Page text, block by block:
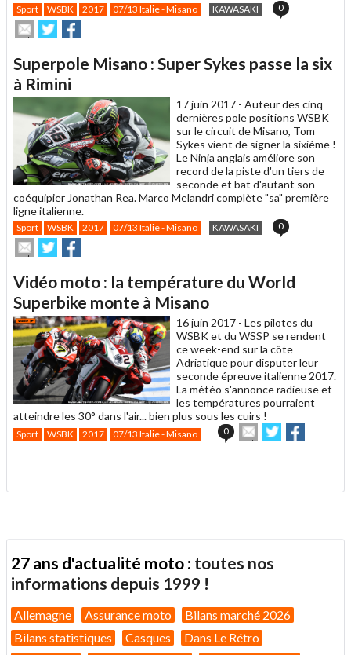
Sport WSBK 2017 07/13 Italie - Misano KAWASAKI 0
Envoyer
cet
à
un
ami
Partager
sur
sur
Superpole Misano : Super Sykes passe la six
à Rimini
17 juin 2017 - Auteur des cinq
dernières pole positions WSBK
sur le circuit de Misano, Tom
Sykes vient de signer la sixième !
Le Ninja anglais améliore son
record de la piste d'un tiers de
seconde et bat d'autant son
coéquipier Jonathan Rea. Marco Melandri complète "sa" première
ligne italienne.
Sport WSBK 2017 07/13 Italie - Misano KAWASAKI 0
Envoyer
cet
à
un
ami
Partager
sur
sur
Vidéo moto : la température du World
Superbike monte à Misano
16 juin 2017 - Les pilotes du
WSBK et du WSSP se rendent
ce week-end sur la côte
Adriatique pour disputer leur
seconde épreuve italienne 2017.
La météo s'annonce radieuse et
les températures pourraient
atteindre les 30° dans l'air... bien plus sous les cuirs !
Sport WSBK 2017 07/13 Italie - Misano 0
Envoyer
cet
ami
Partager
sur sur
27 ans d'actualité moto : toutes nos
informations depuis 1999 !
Allemagne Assurance moto
Bilans marché 2026
Bilans statistiques
Casques
Dans Le Rétro